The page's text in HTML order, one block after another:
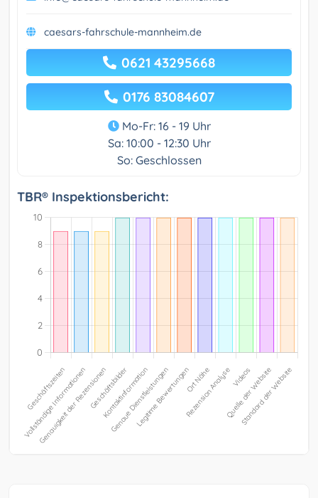
caesars-fahrschule-mannheim.de
0621 43295668
0176 83084607
Mo-Fr: 16 - 19 Uhr
Sa: 10:00 - 12:30 Uhr
So: Geschlossen
TBR® Inspektionsbericht: